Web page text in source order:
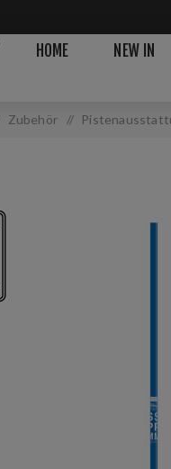
HOME NEW IN
Zubehör /